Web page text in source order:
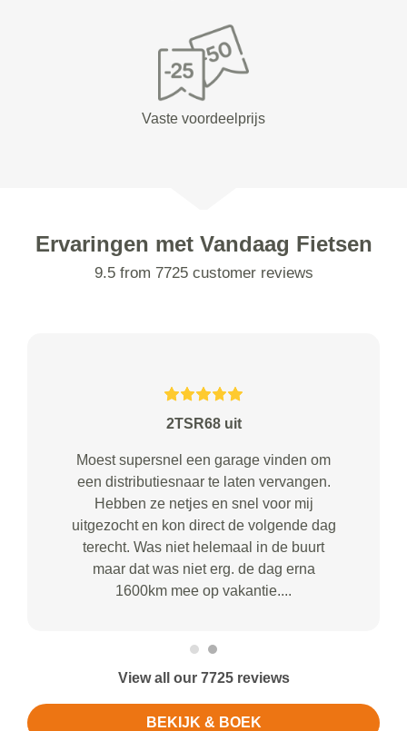
Vaste voordeelprijs
Ervaringen met Vandaag Fietsen
9.5 from 7725 customer reviews
2TSR68 uit
Moest supersnel een garage vinden om
een distributiesnaar te laten vervangen.
Hebben ze netjes en snel voor mij
uitgezocht en kon direct de volgende dag
terecht. Was niet helemaal in de buurt
maar dat was niet erg. de dag erna
1600km mee op vakantie....
View all our 7725 reviews
BEKIJK & BOEK